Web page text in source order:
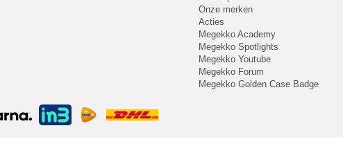
Onze merken
Acties
Megekko Academy
Megekko Spotlights
Megekko Youtube
Megekko Forum
Megekko Golden Case Badge